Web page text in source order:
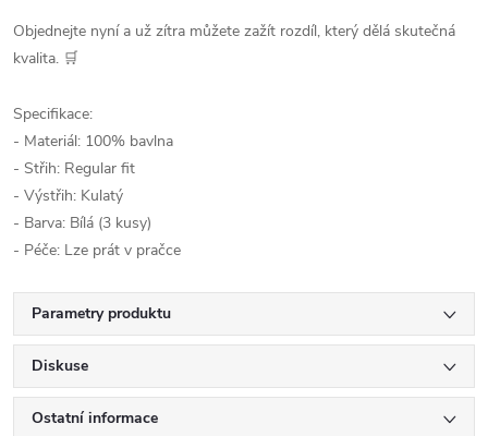
Objednejte nyní a už zítra můžete zažít rozdíl, který dělá skutečná
kvalita. 🛒
Specifikace:
- Materiál: 100% bavlna
- Střih: Regular fit
- Výstřih: Kulatý
- Barva: Bílá (3 kusy)
- Péče: Lze prát v pračce
Parametry produktu
Diskuse
Ostatní informace